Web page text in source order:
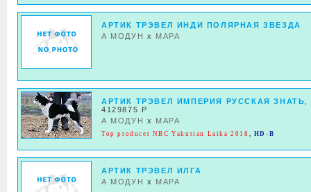
АРТИК ТРЭВЕЛ ИНДИ ПОЛЯРНАЯ ЗВЕЗДА
А МОДУН x МАРА
АРТИК ТРЭВЕЛ ИМПЕРИЯ РУССКАЯ ЗНАТЬ
4129875 Р
А МОДУН x МАРА
Top producer NBC Yakutian Laika 2018 , HD-B
АРТИК ТРЭВЕЛ ИЛГА
А МОДУН x МАРА